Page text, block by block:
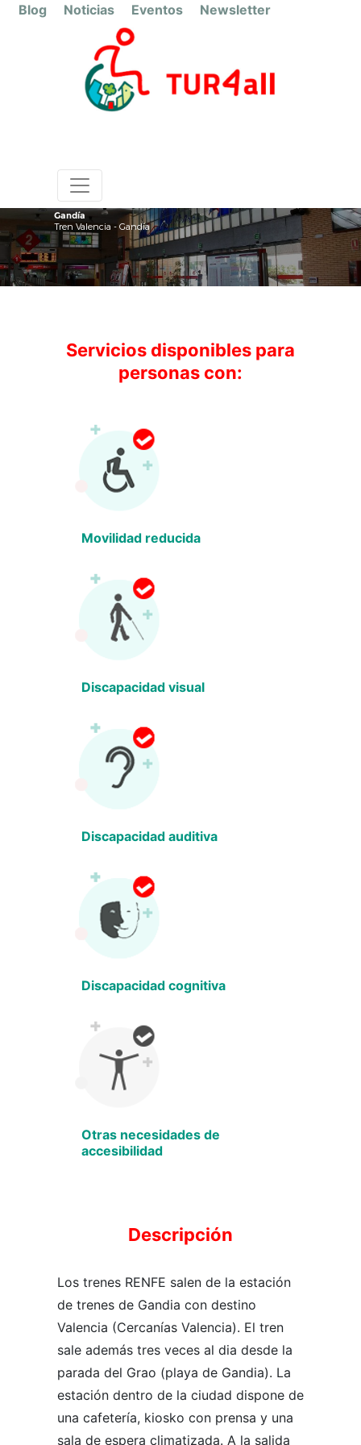
Blog Noticias Eventos Newsletter
Gandía
Tren Valencia - Gandía
Servicios disponibles para
personas con:
Movilidad reducida
Discapacidad visual
Discapacidad auditiva
Discapacidad cognitiva
Otras necesidades de
accesibilidad
Descripción
Los trenes RENFE salen de la estación
de trenes de Gandia con destino
Valencia (Cercanías Valencia). El tren
sale además tres veces al dia desde la
parada del Grao (playa de Gandia). La
estación dentro de la ciudad dispone de
una cafetería, kiosko con prensa y una
sala de espera climatizada. A la salida